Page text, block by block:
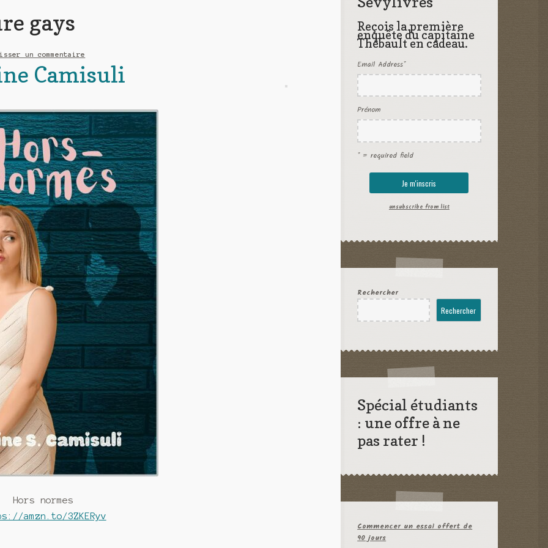
gays
un commentaire
Camisuli
Hors normes
amzn.to/3ZKERyv
Reçois la première
enquête du capitaine
Thébault en cadeau.
Email Address*
Prénom
* = required field
unsubscribe from list
Rechercher
Rechercher
Spécial étudiants
: une offre à ne
pas rater !
Commencer un essai offert de
90 jours